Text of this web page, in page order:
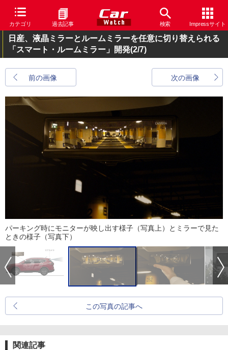
カテゴリ 過去記事 検索 Impressサイト
日産、液晶ミラーとルームミラーを任意に切り替えられる
「スマート・ルームミラー」開発(2/7)
前の画像 次の画像
パーキング時にモニターが映し出す様子（写真上）とミラーで見た
ときの様子（写真下）
この写真の記事へ
関連記事